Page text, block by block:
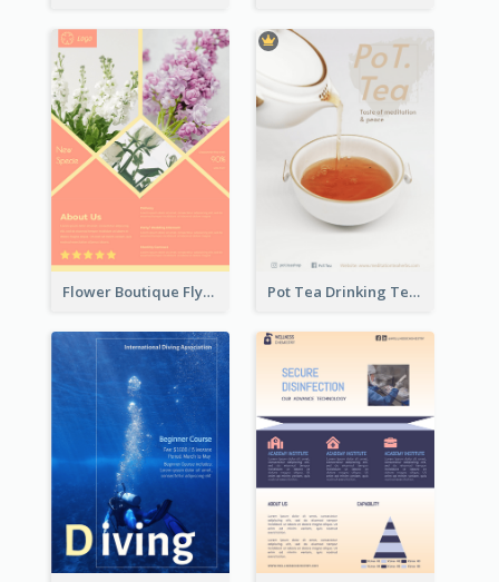
Flower Boutique Flyer Pot Tea Drinking Tea Online Shop